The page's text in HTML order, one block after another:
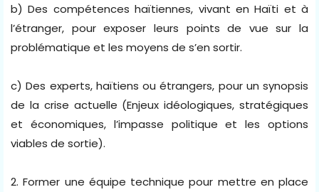
b) Des compétences haïtiennes, vivant en Haïti et à
l’étranger, pour exposer leurs points de vue sur la
problématique et les moyens de s’en sortir.
c) Des experts, haïtiens ou étrangers, pour un synopsis
de la crise actuelle (Enjeux idéologiques, stratégiques
et économiques, l’impasse politique et les options
viables de sortie).
2. Former une équipe technique pour mettre en place